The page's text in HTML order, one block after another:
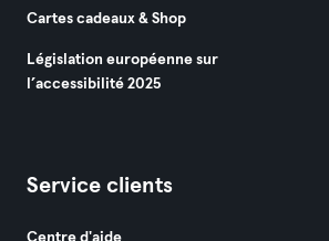
Cartes cadeaux & Shop
Législation européenne sur
l’accessibilité 2025
Service clients
Centre d'aide